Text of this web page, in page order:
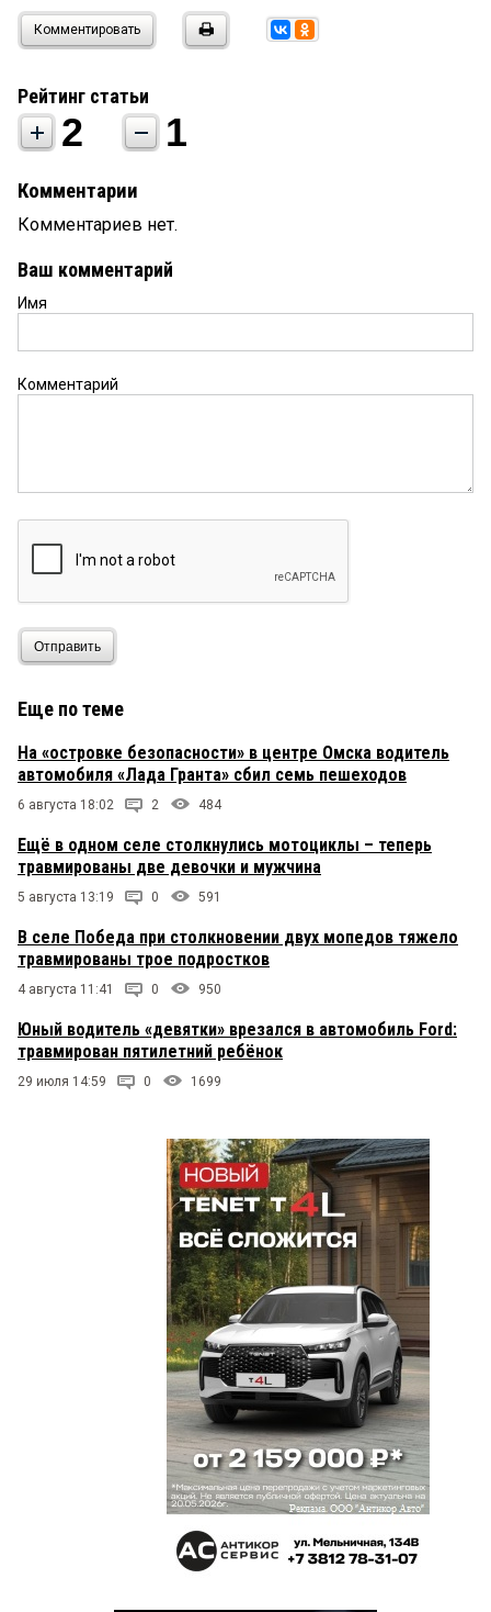
Комментировать
Рейтинг статьи
2 1
Комментарии
Комментариев нет.
Ваш комментарий
Имя
Комментарий
Отправить
Еще по теме
На «островке безопасности» в центре Омска водитель
автомобиля «Лада Гранта» сбил семь пешеходов
6 августа 18:02 2 484
Ещё в одном селе столкнулись мотоциклы – теперь
травмированы две девочки и мужчина
5 августа 13:19 0 591
В селе Победа при столкновении двух мопедов тяжело
травмированы трое подростков
4 августа 11:41 0 950
Юный водитель «девятки» врезался в автомобиль Ford:
травмирован пятилетний ребёнок
29 июля 14:59 0 1699